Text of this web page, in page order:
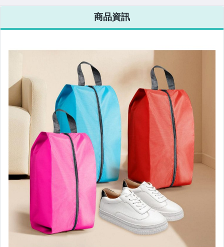
男性精品與服飾
家電與影音視聽
馬靴收納袋 防水
商品資訊